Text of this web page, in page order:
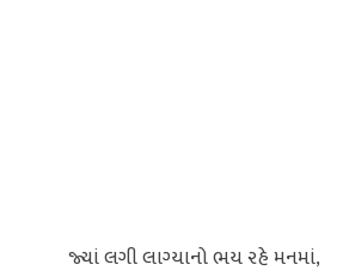
જ્યાં લગી લાગ્યાનો ભય રહે મનમાં,